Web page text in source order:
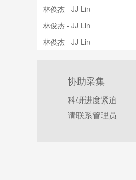
林俊杰 - JJ Lin
林俊杰 - JJ Lin
林俊杰 - JJ Lin
协助采集
科研进度紧迫
请联系管理员